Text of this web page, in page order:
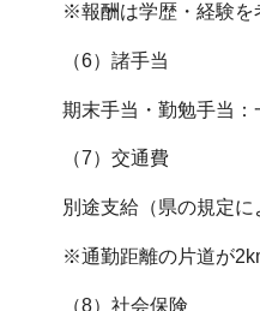
※報酬は学歴・経験を
（6）諸手当
期末手当・勤勉手当
（7）交通費
別途支給（県の規定に
※通勤距離の片道が
（8）社会保険